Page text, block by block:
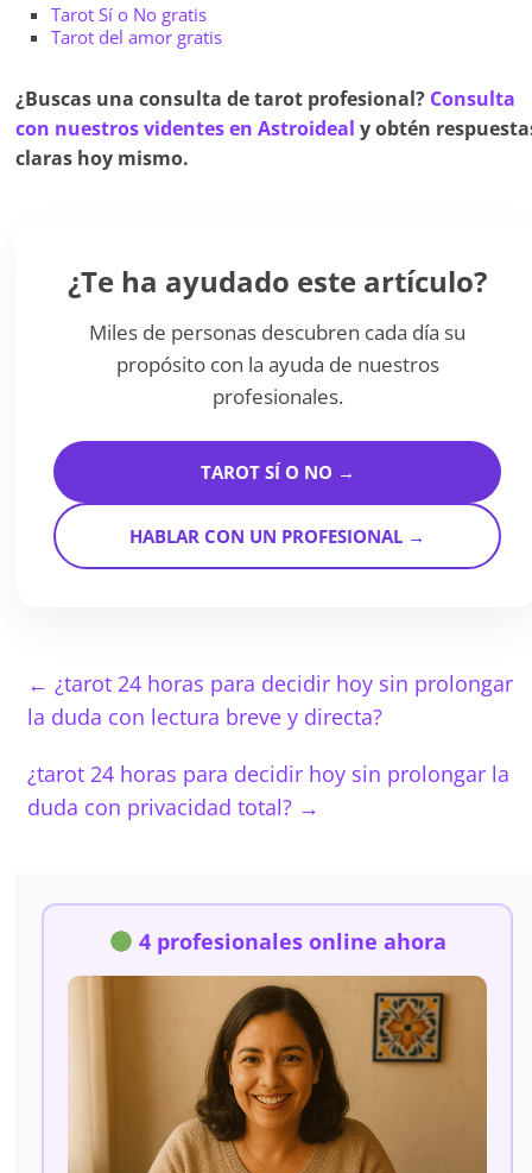
Tarot Sí o No gratis
Tarot del amor gratis
¿Buscas una consulta de tarot profesional? Consulta
con nuestros videntes en Astroideal y obtén
claras hoy mismo.
¿Te ha ayudado este artículo?
Miles de personas descubren cada día su
propósito con la ayuda de nuestros
profesionales.
TAROT SÍ O NO →
HABLAR CON UN PROFESIONAL →
← ¿tarot 24 horas para decidir hoy sin prolongar
la duda con lectura breve y directa?
¿tarot 24 horas para decidir hoy sin prolongar la
duda con privacidad total? →
4 profesionales online ahora